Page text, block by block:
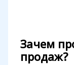
Зачем
продаж?